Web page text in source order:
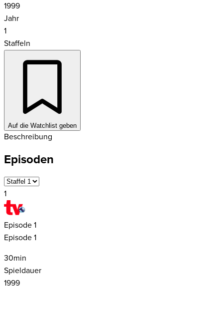
1999
Jahr
1
Staffeln
Auf die Watchlist geben
Beschreibung
Episoden
1
Episode 1
Episode 1
30min
Spieldauer
1999